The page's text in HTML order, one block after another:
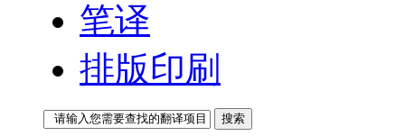
笔译
排版印刷